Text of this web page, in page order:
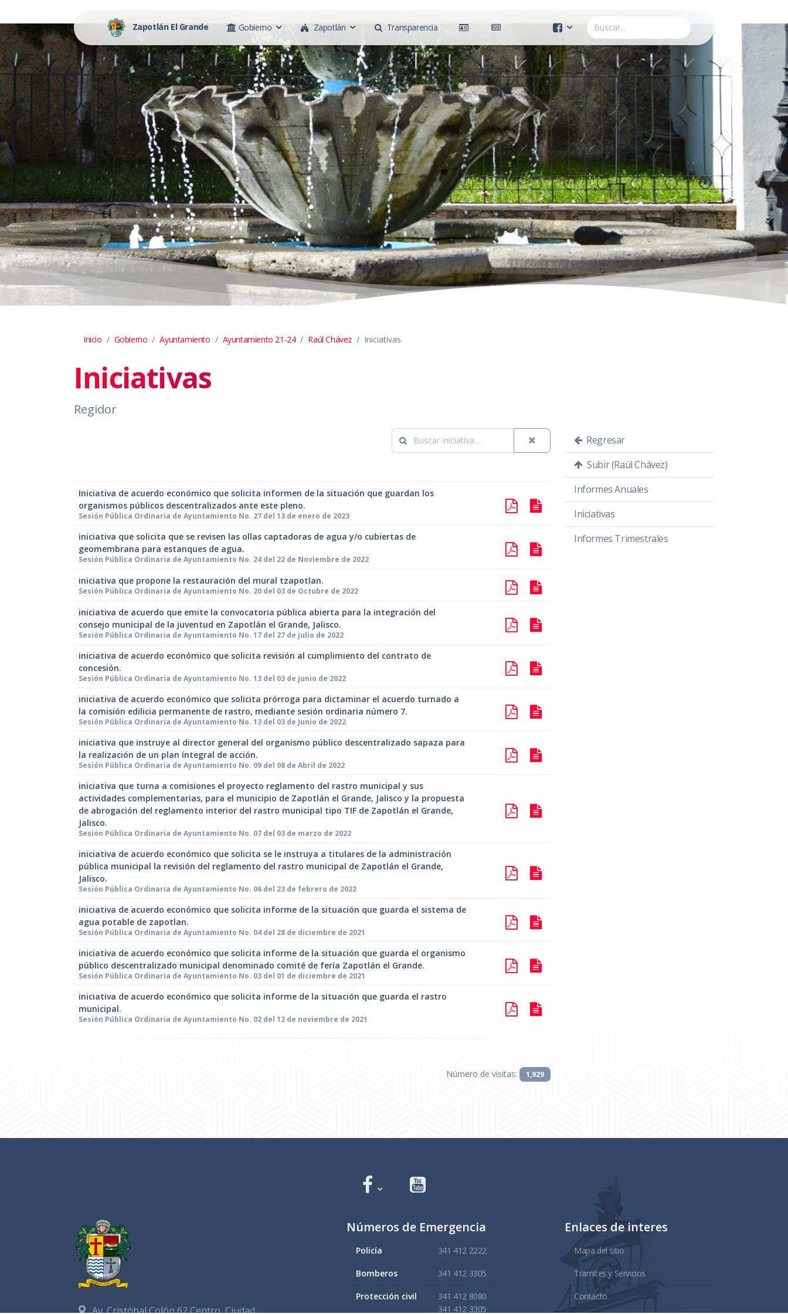
Zapotlán El Grande Gobierno Zapotlán Transparencia
Cuenta Oficial
Construcción de Comunidad
Servicios Públicos
Instituto de la Mujer
Tránsito y Vialidad
Gestión de la Ciudad
Youtube
Inicio Gobierno Ayuntamiento Ayuntamiento 21-24 Raúl Chávez Iniciativas
Iniciativas
Regidor
Iniciativa de acuerdo económico que solicita informen de la situación que guardan los
organismos públicos descentralizados ante este pleno.
Sesión Pública Ordinaria de Ayuntamiento No. 27 del 13 de enero de 2023
iniciativa que solicita que se revisen las ollas captadoras de agua y/o cubiertas de
geomembrana para estanques de agua.
Sesión Pública Ordinaria de Ayuntamiento No. 24 del 22 de Noviembre de 2022
iniciativa que propone la restauración del mural tzapotlan.
Sesión Pública Ordinaria de Ayuntamiento No. 20 del 03 de Octubre de 2022
iniciativa de acuerdo que emite la convocatoria pública abierta para la integración del
consejo municipal de la juventud en Zapotlán el Grande, Jalisco.
Sesión Pública Ordinaria de Ayuntamiento No. 17 del 27 de julio de 2022
iniciativa de acuerdo económico que solicita revisión al cumplimiento del contrato de
concesión.
Sesión Pública Ordinaria de Ayuntamiento No. 13 del 03 de junio de 2022
iniciativa de acuerdo económico que solicita prórroga para dictaminar el acuerdo turnado a
la comisión edilicia permanente de rastro, mediante sesión ordinaria número 7.
Sesión Pública Ordinaria de Ayuntamiento No. 13 del 03 de Junio de 2022
iniciativa que instruye al director general del organismo público descentralizado sapaza para
la realización de un plan íntegral de acción.
Sesión Pública Ordinaria de Ayuntamiento No. 09 del 08 de Abril de 2022
iniciativa que turna a comisiones el proyecto reglamento del rastro municipal y sus
actividades complementarias, para el municipio de Zapotlán el Grande, Jalisco y la propuesta
de abrogación del reglamento interior del rastro municipal tipo TIF de Zapotlán el Grande,
Jalisco.
Sesión Pública Ordinaria de Ayuntamiento No. 07 del 03 de marzo de 2022
iniciativa de acuerdo económico que solicita se le instruya a titulares de la administración
pública municipal la revisión del reglamento del rastro municipal de Zapotlán el Grande,
Jalisco.
Sesión Pública Ordinaria de Ayuntamiento No. 06 del 23 de febrero de 2022
iniciativa de acuerdo económico que solicita informe de la situación que guarda el sistema de
agua potable de zapotlan.
Sesión Pública Ordinaria de Ayuntamiento No. 04 del 28 de diciembre de 2021
iniciativa de acuerdo económico que solicita informe de la situación que guarda el organismo
público descentralizado municipal denominado comité de fería Zapotlán el Grande.
Sesión Pública Ordinaria de Ayuntamiento No. 03 del 01 de diciembre de 2021
iniciativa de acuerdo económico que solicita informe de la situación que guarda el rastro
municipal.
Sesión Pública Ordinaria de Ayuntamiento No. 02 del 12 de noviembre de 2021
Número de visitas: 1,929
Regresar
Subir (Raúl Chávez)
Informes Anuales
Iniciativas
Informes Trimestrales
Av. Cristóbal Colón 62 Centro, Ciudad
Números de Emergencia
Policía 341 412 2222
Bomberos 341 412 3305
Protección civil
341 412 8080
341 412 3305
Enlaces de interes
Mapa del sitio
Tramites y Servicios
Contacto